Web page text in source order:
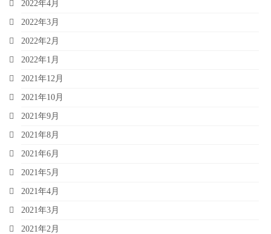
2022年4月
2022年3月
2022年2月
2022年1月
2021年12月
2021年10月
2021年9月
2021年8月
2021年6月
2021年5月
2021年4月
2021年3月
2021年2月